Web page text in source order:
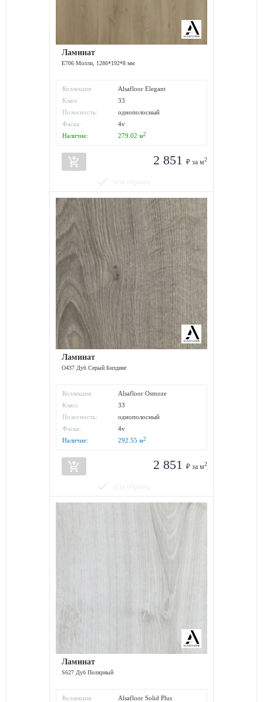
Ламинат
E706 Молли, 1286*192*8 мм
Коллекция:
Alsafloor Elegant
Класс
износостойкости:
33
Полосность:
однополосный
Фаска:
4v
Наличие:
279.02 м2
add_shopping_cart 2 851 ₽ за м2
Ламинат
O437 Дуб Серый Билдинг
Коллекция:
Alsafloor Osmoze
Класс
износостойкости:
33
Полосность:
однополосный
Фаска:
4v
Наличие:
292.55 м2
add_shopping_cart 2 851 ₽ за м2
Ламинат
S627 Дуб Полярный
Коллекция:
Alsafloor Solid Plus